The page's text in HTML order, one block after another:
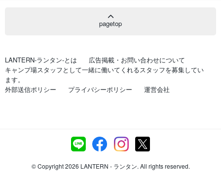
pagetop
LANTERN-ランタン-とは
広告掲載・お問い合わせについて
キャンプ場スタッフとして一緒に働いてくれるスタッフを募集してい
ます。
外部送信ポリシー
プライバシーポリシー 運営会社
© Copyright 2026 LANTERN - ランタン. All rights reserved.